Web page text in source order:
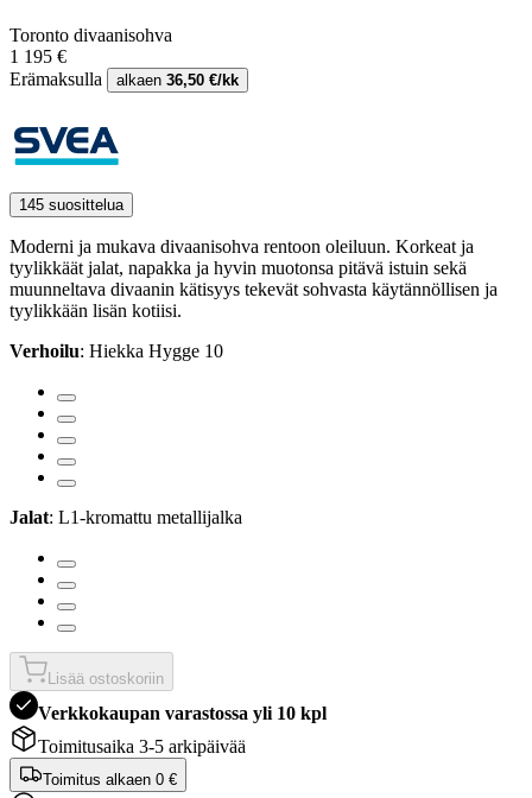
Toronto divaanisohva
1 195 €
Erämaksulla
alkaen 36,50 €/kk
145 suosittelua
Moderni ja mukava divaanisohva rentoon oleiluun. Korkeat ja
tyylikkäät jalat, napakka ja hyvin muotonsa pitävä istuin sekä
muunneltava divaanin kätisyys tekevät sohvasta käytännöllisen ja
tyylikkään lisän kotiisi.
Verhoilu: Hiekka Hygge 10
Jalat: L1-kromattu metallijalka
Lisää ostoskoriin
Verkkokaupan varastossa yli 10 kpl
Toimitusaika 3-5 arkipäivää
Toimitus alkaen 0 €